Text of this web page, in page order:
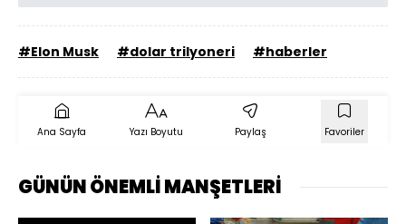
#Elon Musk #dolar trilyoneri #haberler
Ana Sayfa Yazı Boyutu Paylaş Favoriler
GÜNÜN ÖNEMLİ MANŞETLERİ